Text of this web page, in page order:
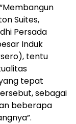
Suites,
Persada
Induk
tentu
tepat
sebagai
beberapa